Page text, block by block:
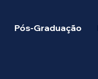
Pós-Graduação